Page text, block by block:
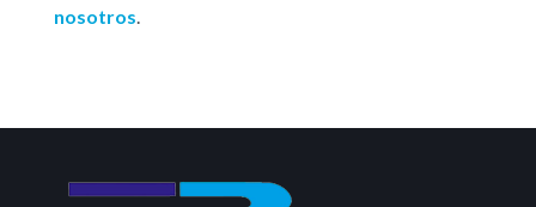
nosotros